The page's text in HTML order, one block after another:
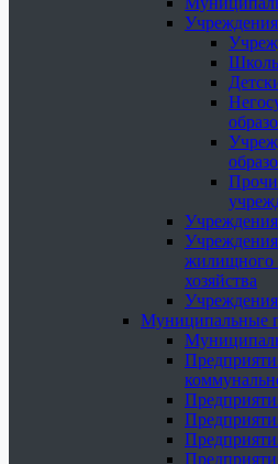
Учреждения
жилищного
хозяйства
Муниципальные